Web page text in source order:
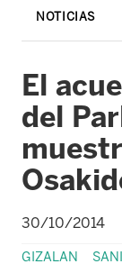
NOTICIAS
El
del
30/10/2014
GIZALAN